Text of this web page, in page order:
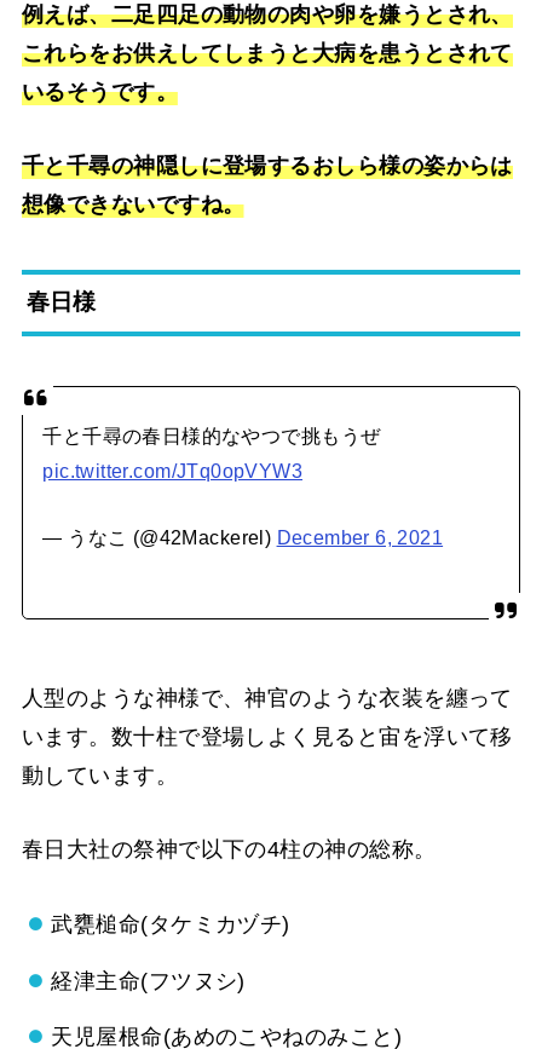
例えば、二足四足の動物の肉や卵を嫌うとされ、
これらをお供えしてしまうと大病を患うとされて
いるそうです。
千と千尋の神隠しに登場するおしら様の姿からは
想像できないですね。
春日様
千と千尋の春日様的なやつで挑もうぜ
pic.twitter.com/JTq0opVYW3
— うなこ (@42Mackerel) December 6, 2021
人型のような神様で、神官のような衣装を纏って
います。数十柱で登場しよく見ると宙を浮いて移
動しています。
春日大社の祭神で以下の4柱の神の総称。
武甕槌命(タケミカヅチ)
経津主命(フツヌシ)
天児屋根命(あめのこやねのみこと)